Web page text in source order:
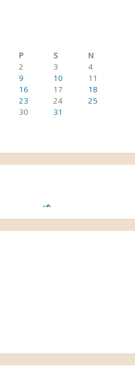
P S
N
2 3
4
9 10
11
16 17
18
23 24
25
30 31